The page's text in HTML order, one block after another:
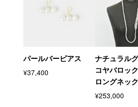
パールバーピアス
¥37,400
ナチュラル
コヤバロッ
ロングネッ
¥253,000